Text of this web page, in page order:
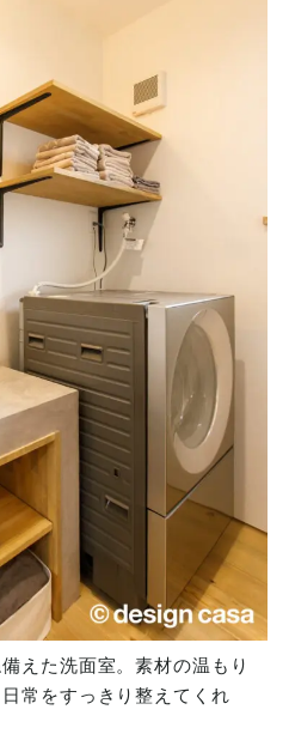
えた洗面室。素材の温もり
常をすっきり整えてくれ